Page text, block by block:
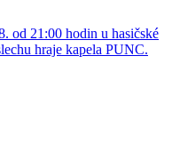
od 21:00 hodin u hasičské
hraje kapela PUNC.